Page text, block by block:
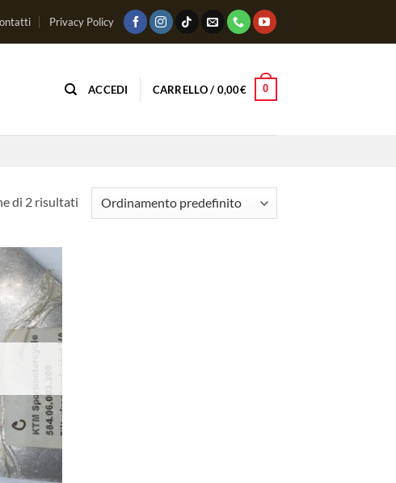
Privacy Policy
ACCEDI CARRELLO / 0,00€ 0
di 2 risultati
Aggiungi
alla lista
dei
desideri